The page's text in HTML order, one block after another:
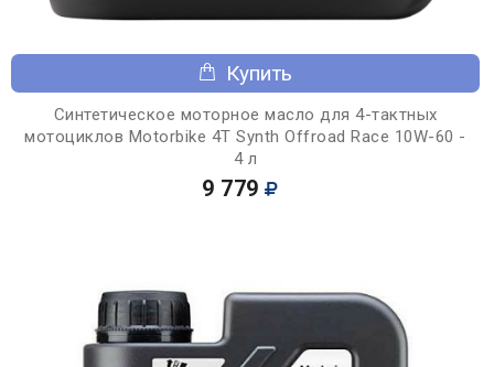
Купить
Синтетическое моторное масло для 4-тактных
мотоциклов Motorbike 4T Synth Offroad Race 10W-60 -
4 л
9 779